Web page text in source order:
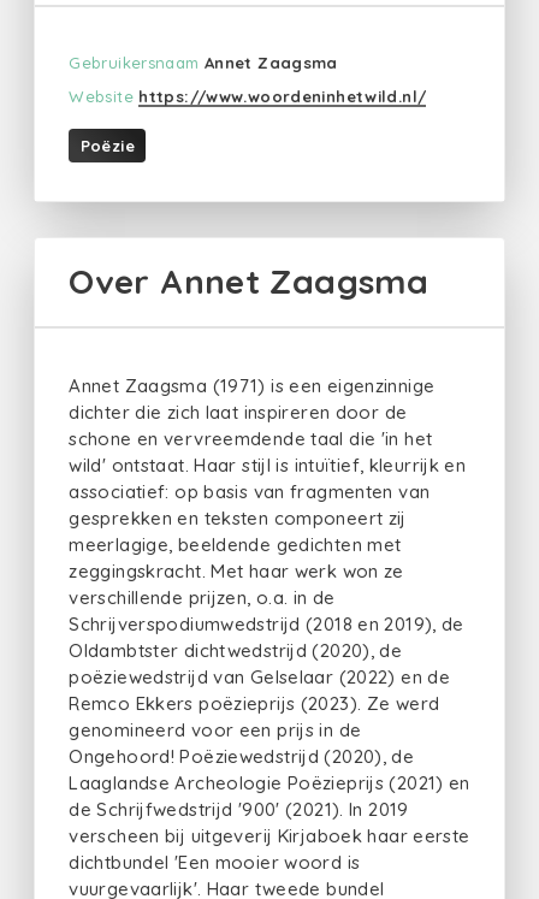
Gebruikersnaam Annet Zaagsma
Website https://www.woordeninhetwild.nl/
Poëzie
Over Annet Zaagsma
Annet Zaagsma (1971) is een eigenzinnige
dichter die zich laat inspireren door de
schone en vervreemdende taal die 'in het
wild' ontstaat. Haar stijl is intuïtief, kleurrijk en
associatief: op basis van fragmenten van
gesprekken en teksten componeert zij
meerlagige, beeldende gedichten met
zeggingskracht. Met haar werk won ze
verschillende prijzen, o.a. in de
Schrijverspodiumwedstrijd (2018 en 2019), de
Oldambtster dichtwedstrijd (2020), de
poëziewedstrijd van Gelselaar (2022) en de
Remco Ekkers poëzieprijs (2023). Ze werd
genomineerd voor een prijs in de
Ongehoord! Poëziewedstrijd (2020), de
Laaglandse Archeologie Poëzieprijs (2021) en
de Schrijfwedstrijd '900' (2021). In 2019
verscheen bij uitgeverij Kirjaboek haar eerste
dichtbundel 'Een mooier woord is
vuurgevaarlijk'. Haar tweede bundel